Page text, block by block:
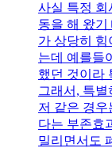
사실 특정 회
동을 해 왔기
가 상당히
는데 예를들
했던 것이라
그래서, 특
저 같은 경우
다는 부존효
밀리면서도